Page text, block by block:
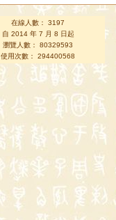
在線人數： 3197
自 2014 年 7 月 8 日起
瀏覽人數： 80329593
使用次數： 294400568